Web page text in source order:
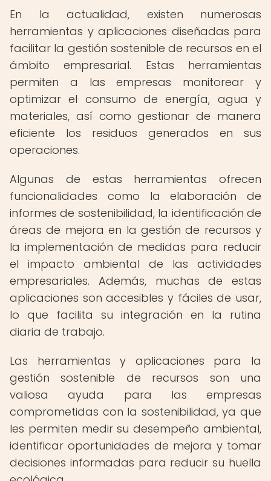
En la actualidad, existen numerosas
herramientas y aplicaciones diseñadas para
facilitar la gestión sostenible de recursos en el
ámbito empresarial. Estas herramientas
permiten a las empresas monitorear y
optimizar el consumo de energía, agua y
materiales, así como gestionar de manera
eficiente los residuos generados en sus
operaciones.
Algunas de estas herramientas ofrecen
funcionalidades como la elaboración de
informes de sostenibilidad, la identificación de
áreas de mejora en la gestión de recursos y
la implementación de medidas para reducir
el impacto ambiental de las actividades
empresariales. Además, muchas de estas
aplicaciones son accesibles y fáciles de usar,
lo que facilita su integración en la rutina
diaria de trabajo.
Las herramientas y aplicaciones para la
gestión sostenible de recursos son una
valiosa ayuda para las empresas
comprometidas con la sostenibilidad, ya que
les permiten medir su desempeño ambiental,
identificar oportunidades de mejora y tomar
decisiones informadas para reducir su huella